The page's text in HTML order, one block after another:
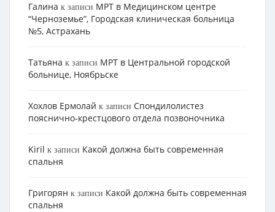
Галина к записи МРТ в Медицинском центре
“Черноземье”, Городская клиническая больница
№5, Астрахань
Татьяна к записи МРТ в Центральной городской
больнице, Ноябрьске
Хохлов Ермолай к записи Cпондилолистез
пояснично-крестцового отдела позвоночника
Kiril к записи Какой должна быть современная
спальня
Григорян к записи Какой должна быть современная
спальня